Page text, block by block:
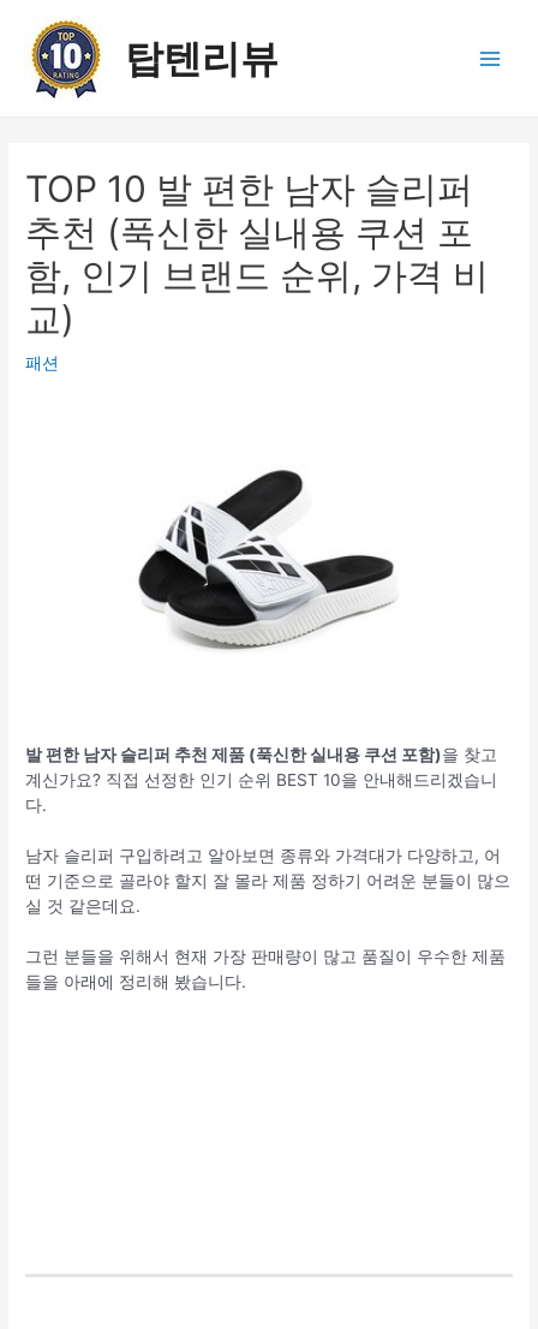
탑텐리뷰
TOP 10 발 편한 남자 슬리퍼
추천 (푹신한 실내용 쿠션 포
함, 인기 브랜드 순위, 가격 비
교)
패션
발 편한 남자 슬리퍼 추천 제품 (푹신한 실내용 쿠션 포함)을 찾고
계신가요? 직접 선정한 인기 순위 BEST 10을 안내해드리겠습니
다.
남자 슬리퍼 구입하려고 알아보면 종류와 가격대가 다양하고, 어
떤 기준으로 골라야 할지 잘 몰라 제품 정하기 어려운 분들이 많으
실 것 같은데요.
그런 분들을 위해서 현재 가장 판매량이 많고 품질이 우수한 제품
들을 아래에 정리해 봤습니다.